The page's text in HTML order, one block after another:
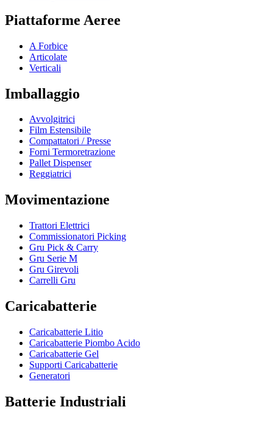
Piattaforme Aeree
A Forbice
Articolate
Verticali
Imballaggio
Avvolgitrici
Film Estensibile
Compattatori / Presse
Forni Termoretrazione
Pallet Dispenser
Reggiatrici
Movimentazione
Trattori Elettrici
Commissionatori Picking
Gru Pick & Carry
Gru Serie M
Gru Girevoli
Carrelli Gru
Caricabatterie
Caricabatterie Litio
Caricabatterie Piombo Acido
Caricabatterie Gel
Supporti Caricabatterie
Generatori
Batterie Industriali